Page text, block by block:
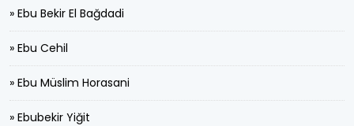
» Ebu Bekir El Bağdadi
» Ebu Cehil
» Ebu Müslim Horasani
» Ebubekir Yiğit